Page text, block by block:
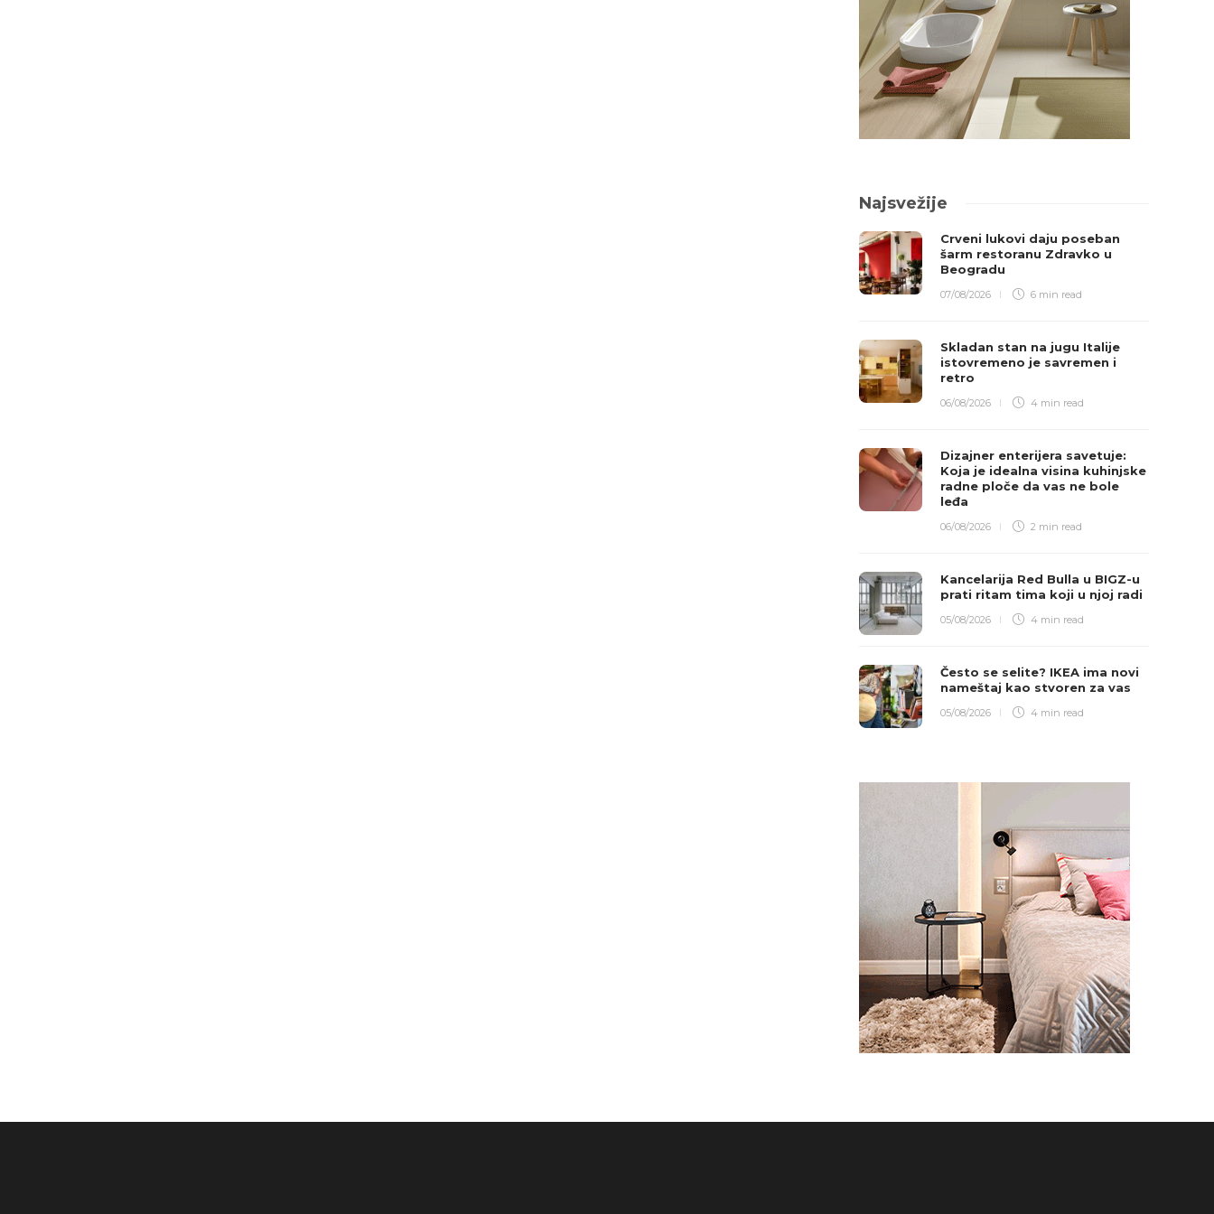
Najsvežije
Crveni lukovi daju poseban
šarm restoranu Zdravko u
Beogradu
07/08/2026 6 min read
Skladan stan na jugu Italije
istovremeno je savremen i
retro
06/08/2026 4 min read
Dizajner enterijera savetuje:
Koja je idealna visina kuhinjske
radne ploče da vas ne bole
leđa
06/08/2026 2 min read
Kancelarija Red Bulla u BIGZ-u
prati ritam tima koji u njoj radi
05/08/2026 4 min read
Često se selite? IKEA ima novi
nameštaj kao stvoren za vas
05/08/2026 4 min read